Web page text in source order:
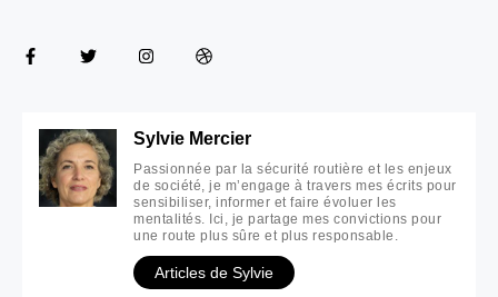
Sylvie Mercier
Passionnée par la sécurité routière et les enjeux
de société, je m’engage à travers mes écrits pour
sensibiliser, informer et faire évoluer les
mentalités. Ici, je partage mes convictions pour
une route plus sûre et plus responsable.
Articles de Sylvie